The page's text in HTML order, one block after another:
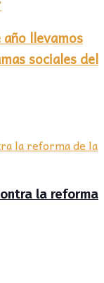
llevamos
sociales del
la reforma